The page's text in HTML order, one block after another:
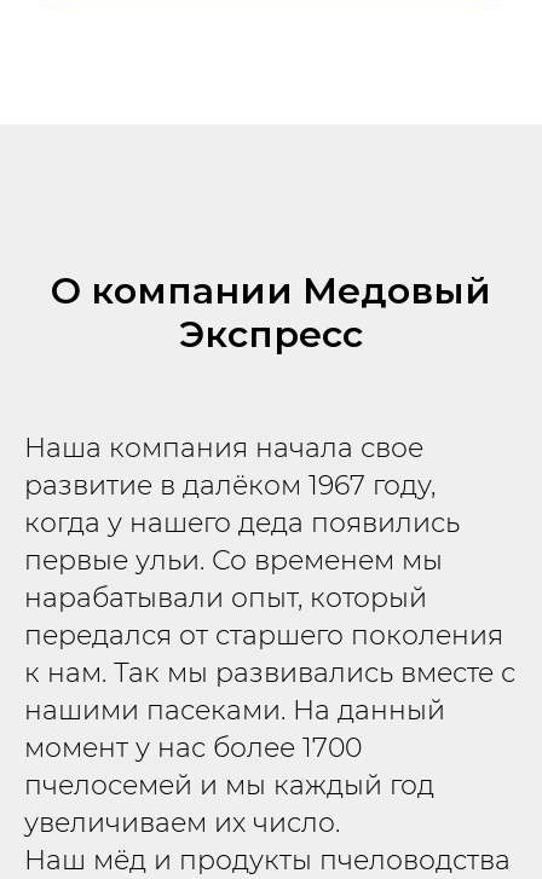
О компании Медовый
Экспресс
Наша компания начала свое
развитие в далёком 1967 году,
когда у нашего деда появились
первые ульи. Со временем мы
нарабатывали опыт, который
передался от старшего поколения
к нам. Так мы развивались вместе с
нашими пасеками. На данный
момент у нас более 1700
пчелосемей и мы каждый год
увеличиваем их число.
Наш мёд и продукты пчеловодства